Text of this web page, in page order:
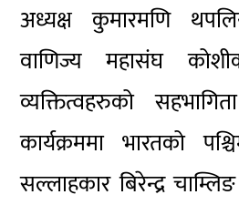
अध्यक्ष कुमारमणि
वाणिज्य महासंघ
व्यक्तित्वहरुको
कार्यक्रममा भारतको
सल्लाहकार बिरेन्द्र